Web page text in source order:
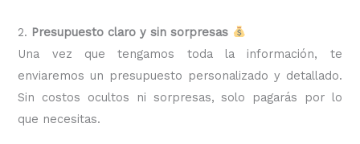
2. Presupuesto claro y sin sorpresas
Una vez que tengamos toda la información, te
enviaremos un presupuesto personalizado y detallado.
Sin costos ocultos ni sorpresas, solo pagarás por lo
que necesitas.